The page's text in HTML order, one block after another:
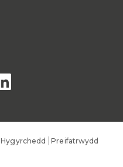
Hygyrchedd Preifatrwydd